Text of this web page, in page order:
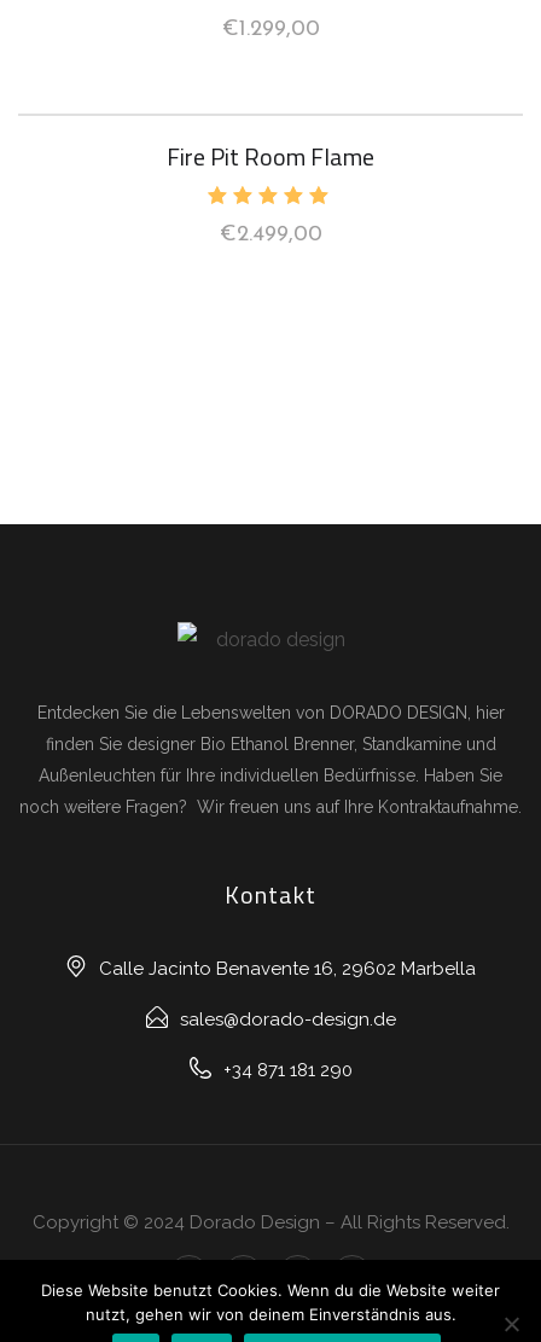
Bewertet
mit
€1.299,00
Fire Pit Room Flame
Bewertet
mit
€2.499,00
Entdecken Sie die Lebenswelten von DORADO DESIGN, hier
finden Sie designer Bio Ethanol Brenner, Standkamine und
Außenleuchten für Ihre individuellen Bedürfnisse. Haben Sie
noch weitere Fragen? Wir freuen uns auf Ihre Kontraktaufnahme.
Kontakt
Calle Jacinto Benavente 16, 29602 Marbella
sales@dorado-design.de
+34 871 181 290
Copyright © 2024 Dorado Design – All Rights Reserved.
Diese Website benutzt Cookies. Wenn du die Website weiter
nutzt, gehen wir von deinem Einverständnis aus.